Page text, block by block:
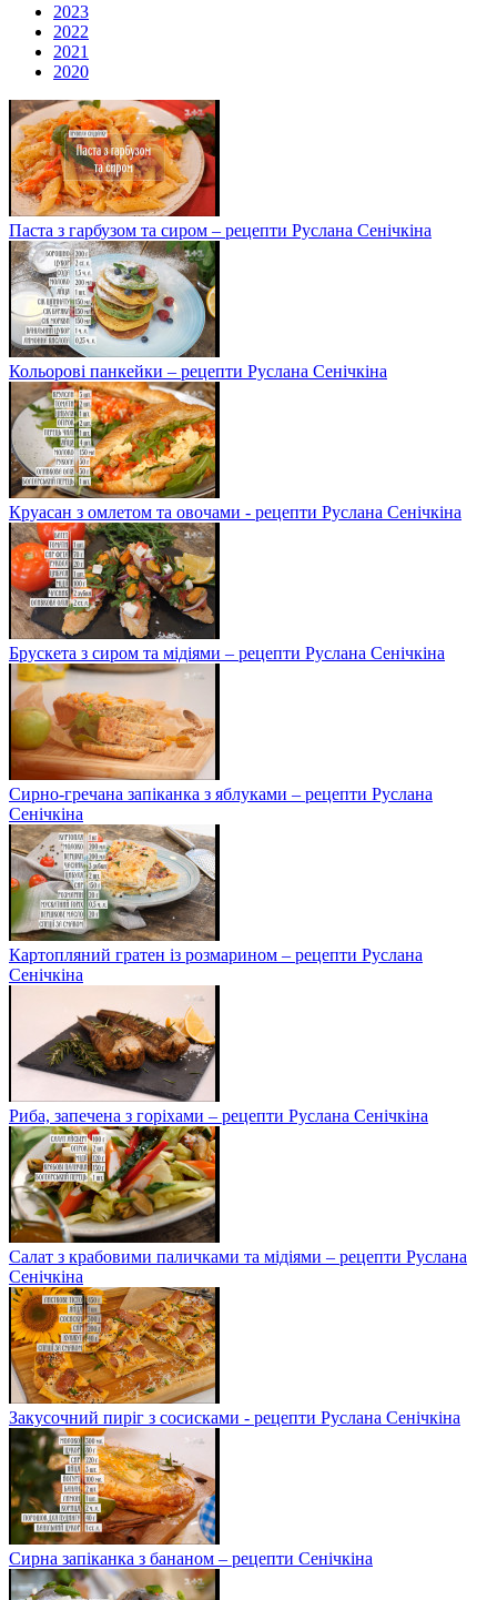
2023
2022
2021
2020
Паста з гарбузом та сиром – рецепти Руслана Сенічкіна
Кольорові панкейки – рецепти Руслана Сенічкіна
Круасан з омлетом та овочами - рецепти Руслана Сенічкіна
Брускета з сиром та мідіями – рецепти Руслана Сенічкіна
Сирно-гречана запіканка з яблуками – рецепти Руслана
Сенічкіна
Картопляний гратен із розмарином – рецепти Руслана
Сенічкіна
Риба, запечена з горіхами – рецепти Руслана Сенічкіна
Салат з крабовими паличками та мідіями – рецепти Руслана
Сенічкіна
Закусочний пиріг з сосисками - рецепти Руслана Сенічкіна
Сирна запіканка з бананом – рецепти Сенічкіна